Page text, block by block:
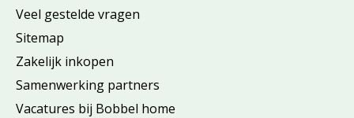
Veel gestelde vragen
Sitemap
Zakelijk inkopen
Samenwerking partners
Vacatures bij Bobbel home